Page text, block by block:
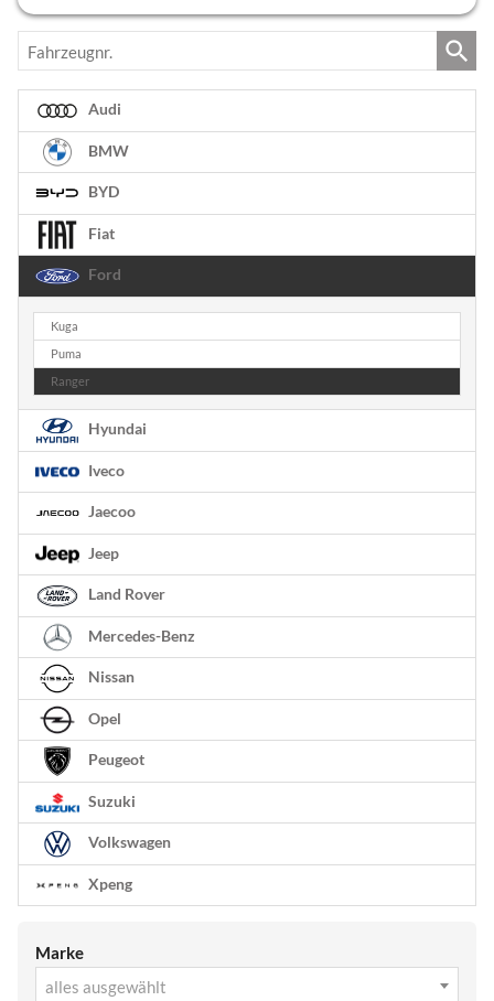
Fahrzeugnr.
Audi
BMW
BYD
Fiat
Ford
Kuga
Puma
Ranger
Hyundai
Iveco
Jaecoo
Jeep
Land Rover
Mercedes-Benz
Nissan
Opel
Peugeot
Suzuki
Volkswagen
Xpeng
Marke
alles ausgewählt